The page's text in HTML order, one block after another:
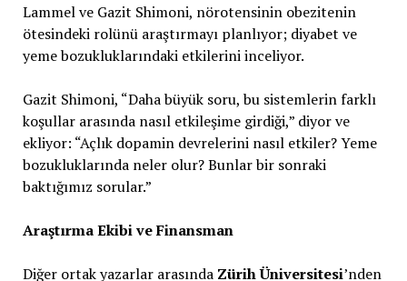
Lammel ve Gazit Shimoni, nörotensinin obezitenin
ötesindeki rolünü araştırmayı planlıyor; diyabet ve
yeme bozukluklarındaki etkilerini inceliyor.
Gazit Shimoni, “Daha büyük soru, bu sistemlerin farklı
koşullar arasında nasıl etkileşime girdiği,” diyor ve
ekliyor: “Açlık dopamin devrelerini nasıl etkiler? Yeme
bozukluklarında neler olur? Bunlar bir sonraki
baktığımız sorular.”
Araştırma Ekibi ve Finansman
Diğer ortak yazarlar arasında Zürih Üniversitesi’nden